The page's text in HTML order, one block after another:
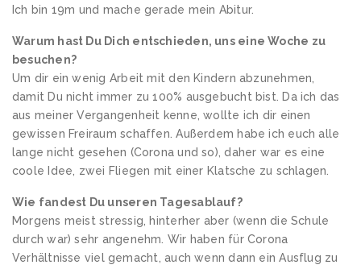
Ich bin 19m und mache gerade mein Abitur.
Warum hast Du Dich entschieden, uns eine Woche zu
besuchen?
Um dir ein wenig Arbeit mit den Kindern abzunehmen,
damit Du nicht immer zu 100% ausgebucht bist. Da ich das
aus meiner Vergangenheit kenne, wollte ich dir einen
gewissen Freiraum schaffen. Außerdem habe ich euch alle
lange nicht gesehen (Corona und so), daher war es eine
coole Idee, zwei Fliegen mit einer Klatsche zu schlagen.
Wie fandest Du unseren Tagesablauf?
Morgens meist stressig, hinterher aber (wenn die Schule
durch war) sehr angenehm. Wir haben für Corona
Verhältnisse viel gemacht, auch wenn dann ein Ausflug zu